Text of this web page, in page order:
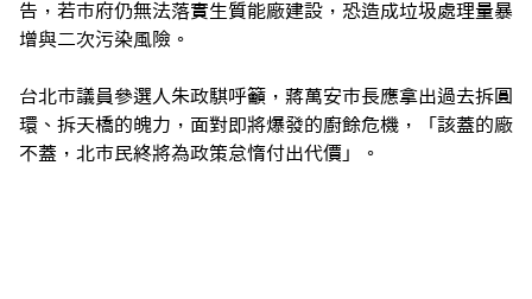
告，若市府仍無法落實生質能廠建設，恐造成垃圾處理量暴
增與二次污染風險。
台北市議員參選人朱政騏呼籲，蔣萬安市長應拿出過去拆圓
環、拆天橋的魄力，面對即將爆發的廚餘危機，「該蓋的廠
不蓋，北市民終將為政策怠惰付出代價」。